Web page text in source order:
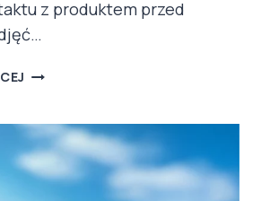
z produktem przed
JAK
PRODUKTOWYCH
PRZEKŁADA
SIĘ